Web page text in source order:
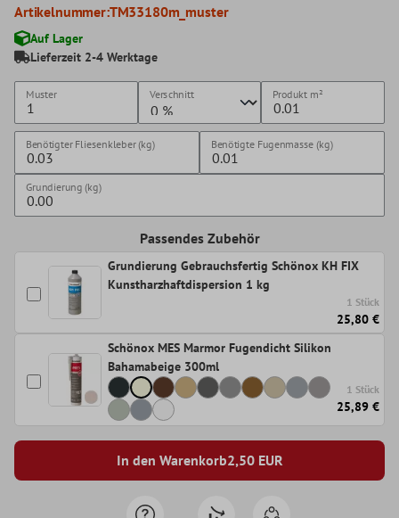
Artikelnummer:TM33180m_muster
Auf Lager
Lieferzeit 2-4 Werktage
Muster Verschnitt Produkt m²
Benötigter Fliesenkleber (kg) Benötigte Fugenmasse (kg)
Grundierung (kg)
Passendes Zubehör
Grundierung Gebrauchsfertig Schönox KH FIX
Kunstharzhaftdispersion 1 kg
1 Stück
25,80 €
Schönox MES Marmor Fugendicht Silikon
Bahamabeige 300ml
1 Stück
25,89 €
In den Warenkorb2,50EUR